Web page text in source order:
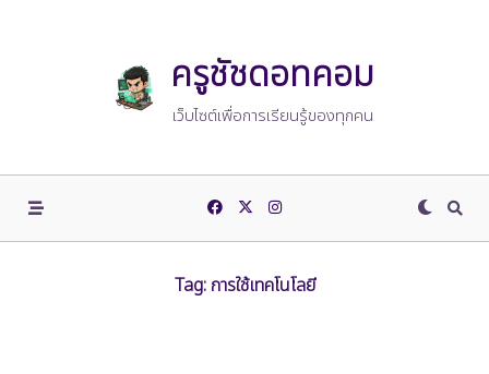
ครูชัชดอทคอม
เว็บไซต์เพื่อการเรียนรู้ของทุกคน
Tag: การใช้เทคโนโลยี